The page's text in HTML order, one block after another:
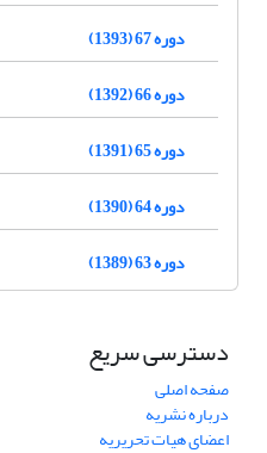
دوره 67 (1393)
دوره 66 (1392)
دوره 65 (1391)
دوره 64 (1390)
دوره 63 (1389)
دسترسی سریع
صفحه اصلی
درباره نشریه
اعضای هیات تحریریه